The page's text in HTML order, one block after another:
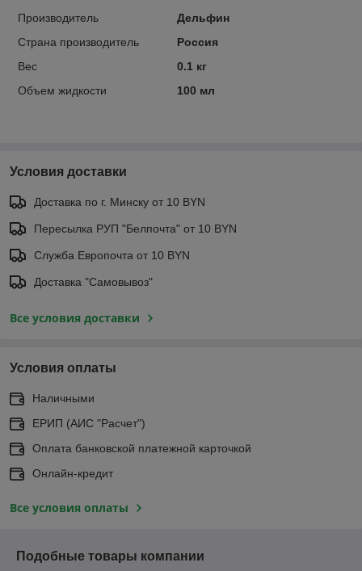
Производитель
Дельфин
Страна производитель
Россия
Вес
0.1 кг
Объем жидкости
100 мл
Условия доставки
Доставка по г. Минску от 10 BYN
Пересылка РУП "Белпочта" от 10 BYN
Служба Европочта от 10 BYN
Доставка "Самовывоз"
Все условия доставки
Условия оплаты
Наличными
ЕРИП (АИС "Расчет")
Оплата банковской платежной карточкой
Онлайн-кредит
Все условия оплаты
Подобные товары компании